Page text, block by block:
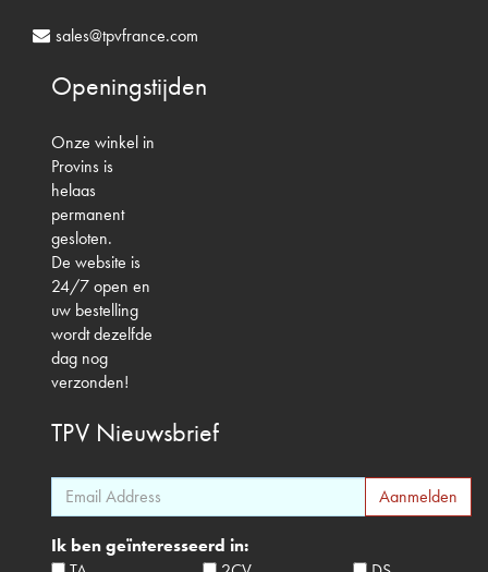
sales@tpvfrance.com
Openingstijden
Onze winkel in
Provins is
helaas
permanent
gesloten.
De website is
24/7 open en
uw bestelling
wordt dezelfde
dag nog
verzonden!
TPV Nieuwsbrief
Ik ben geïnteresseerd in: